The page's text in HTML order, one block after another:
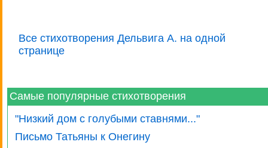
Все стихотворения Дельвига А. на одной
странице
Самые популярные стихотворения
"Низкий дом с голубыми ставнями..."
Письмо Татьяны к Онегину